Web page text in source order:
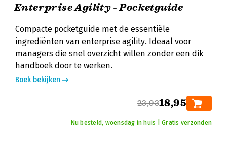
Enterprise Agility - Pocketguide
Compacte pocketguide met de essentiële
ingrediënten van enterprise agility. Ideaal voor
managers die snel overzicht willen zonder een dik
handboek door te werken.
Boek bekijken
23,9318,95
Nu besteld, woensdag in huis | Gratis verzonden